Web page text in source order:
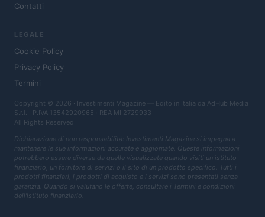
Contatti
LEGALE
Cookie Policy
Privacy Policy
Termini
Copyright © 2026 · Investimenti Magazine — Edito in Italia da AdHub Media
S.r.l. · P.IVA 13542920965 · REA MI 2729933
All Rights Reserved
Dichiarazione di non responsabilità: Investimenti Magazine si impegna a
mantenere le sue informazioni accurate e aggiornate. Queste informazioni
potrebbero essere diverse da quelle visualizzate quando visiti un istituto
finanziario, un fornitore di servizi o il sito di un prodotto specifico. Tutti i
prodotti finanziari, i prodotti di acquisto e i servizi sono presentati senza
garanzia. Quando si valutano le offerte, consultare i Termini e condizioni
dell'istituto finanziario.